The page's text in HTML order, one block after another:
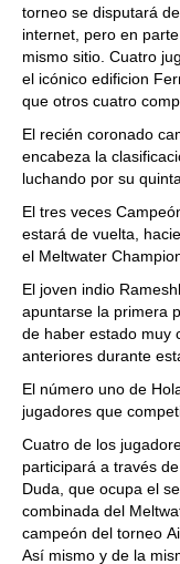
torneo se disputará
internet, pero en
mismo sitio. Cuatro
el icónico edificion
que otros cuatro
El recién coronado
encabeza la
luchando por su
El tres veces
estará de vuelta,
el Meltwater
El joven indio
apuntarse la primera
de haber estado muy
anteriores durante
El número uno de
jugadores que
Cuatro de los
participará a través
Duda, que ocupa el
combinada del
campeón del torneo
Así mismo y de la